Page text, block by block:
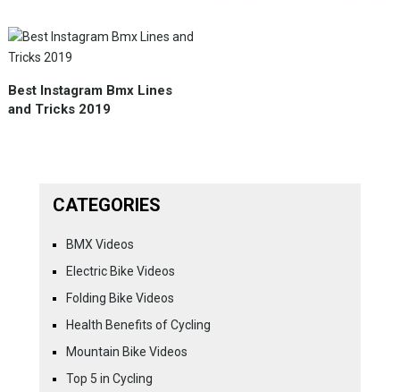
Best Instagram Bmx Lines
and Tricks 2019
CATEGORIES
BMX Videos
Electric Bike Videos
Folding Bike Videos
Health Benefits of Cycling
Mountain Bike Videos
Top 5 in Cycling